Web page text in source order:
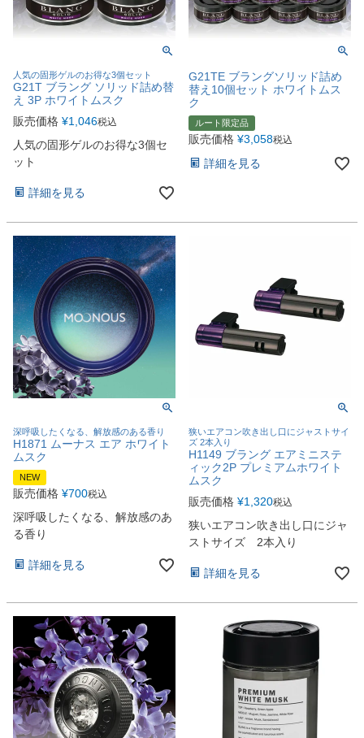
人気の固形ゲルのお得な3個セット
G21T ブラング ソリッド詰め替
え 3P ホワイトムスク
販売価格 ¥1,046税込
人気の固形ゲルのお得な3個セ
ット
詳細を見る
G21TE ブラングソリッド詰め
替え10個セット ホワイトムス
ク
ルート限定品
販売価格 ¥3,058税込
詳細を見る
深呼吸したくなる、解放感のある香り
H1871 ムーナス エア ホワイト
ムスク
NEW
販売価格 ¥700税込
深呼吸したくなる、解放感のあ
る香り
詳細を見る
狭いエアコン吹き出し口にジャストサイ
ズ 2本入り
H1149 ブラング エアミニステ
ィック2P プレミアムホワイト
ムスク
販売価格 ¥1,320税込
狭いエアコン吹き出し口にジャ
ストサイズ 2本入り
詳細を見る